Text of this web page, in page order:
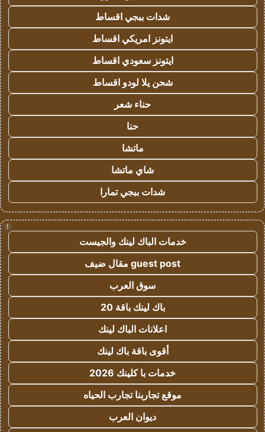
شدات ببجي اقساط
ايتونز امريكي اقساط
ايتونز سعودي اقساط
شحن يلا لودو اقساط
حناء شعر
حنا
ماتشا
شاي ماتشا
شدات ببجي تمارا
!
خدمات الباك لينك والجيست
guest post مقال ضيف
سوق العرب
باك لينك باقة 20
اعلانات الباك لينك
أقوى باقة باك لينك
خدمات با كلينك 2026
موقع تجاربنا تجارب الحياه
ديوان العرب